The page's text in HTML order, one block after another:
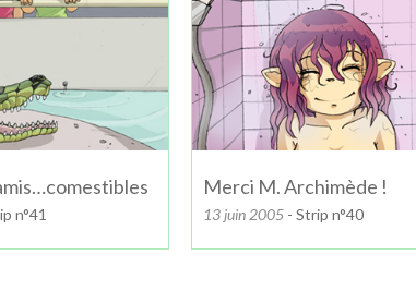
n°41
Merci M. Archimède !
13 juin 2005 - Strip n°40